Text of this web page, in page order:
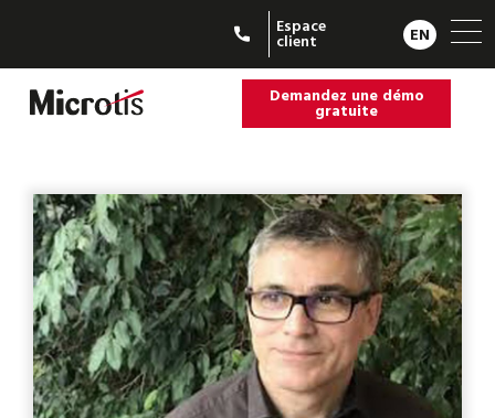
Espace
client EN
Demandez une démo
gratuite